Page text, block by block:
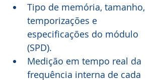
Tipo de memória, tamanho,
temporizações e
especificações do módulo
(SPD).
Medição em tempo real da
frequência interna de cada